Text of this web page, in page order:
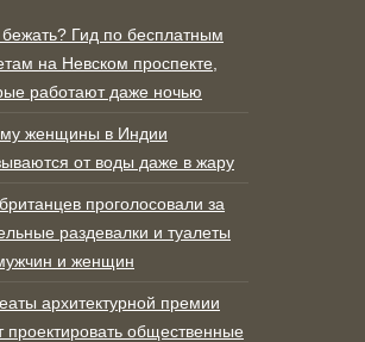
бежать? Гид по бесплатным
на Невском проспекте,
работают даже ночью
женщины в Индии
от воды даже в жару
проголосовали за
раздевалки и туалеты
и женщин
архитектурной премии
проектировать общественные